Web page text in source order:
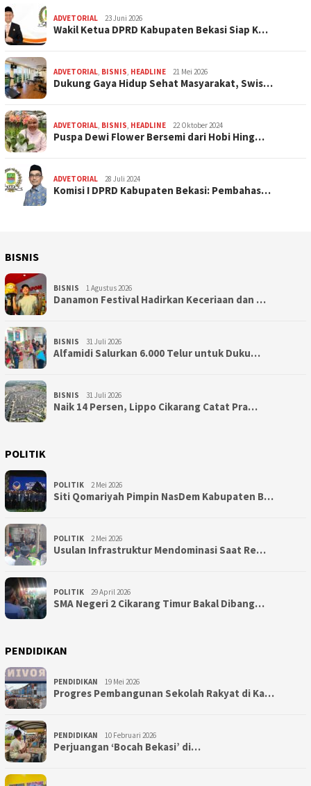
ADVETORIAL 23 Juni 2026
Wakil Ketua DPRD Kabupaten Bekasi Siap K…
ADVETORIAL BISNIS HEADLINE 21 Mei 2026
Dukung Gaya Hidup Sehat Masyarakat, Swis…
ADVETORIAL BISNIS HEADLINE 22 Oktober 2024
Puspa Dewi Flower Bersemi dari Hobi Hing…
ADVETORIAL 28 Juli 2024
Komisi I DPRD Kabupaten Bekasi: Pembahas…
BISNIS
BISNIS 1 Agustus 2026
Danamon Festival Hadirkan Keceriaan dan …
BISNIS 31 Juli 2026
Alfamidi Salurkan 6.000 Telur untuk Duku…
BISNIS 31 Juli 2026
Naik 14 Persen, Lippo Cikarang Catat Pra…
POLITIK
POLITIK 2 Mei 2026
Siti Qomariyah Pimpin NasDem Kabupaten B…
POLITIK 2 Mei 2026
Usulan Infrastruktur Mendominasi Saat Re…
POLITIK 29 April 2026
SMA Negeri 2 Cikarang Timur Bakal Dibang…
PENDIDIKAN
PENDIDIKAN 19 Mei 2026
Progres Pembangunan Sekolah Rakyat di Ka…
PENDIDIKAN 10 Februari 2026
Perjuangan ‘Bocah Bekasi’ di…